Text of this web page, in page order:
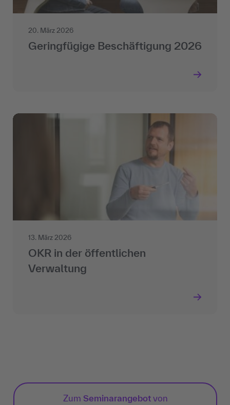
20. März 2026
Geringfügige Beschäftigung 2026
13. März 2026
OKR in der öffentlichen
Verwaltung
Zum Seminarangebotvon